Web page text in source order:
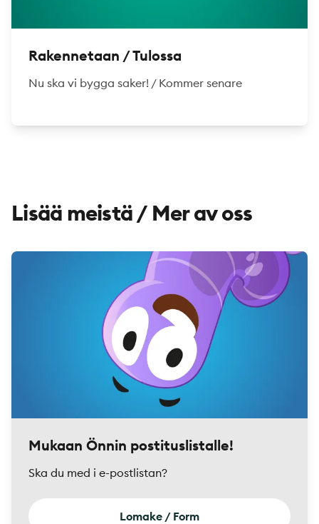
Rakennetaan / Tulossa
Nu ska vi bygga saker! / Kommer senare
Lisää meistä / Mer av oss
Mukaan Önnin postituslistalle!
Ska du med i e-postlistan?
Lomake / Form